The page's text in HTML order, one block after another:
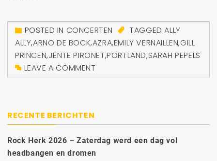
POSTED IN CONCERTEN TAGGEDALLY
ALLY,ARNO DE BOCK,AZRA,EMILY VERNAILLEN,GILL
PRINCEN,JENTE PIRONET,PORTLAND,SARAH PEPELS
LEAVE A COMMENT
RECENTE BERICHTEN
Rock Herk 2026 – Zaterdag werd een dag vol
headbangen en dromen